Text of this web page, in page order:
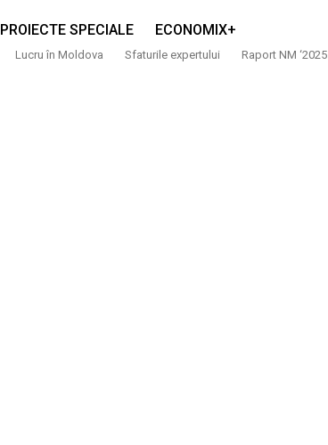
PROIECTE SPECIALE ECONOMIX+
Lucru în Moldova Sfaturile expertului Raport NM ‘2025